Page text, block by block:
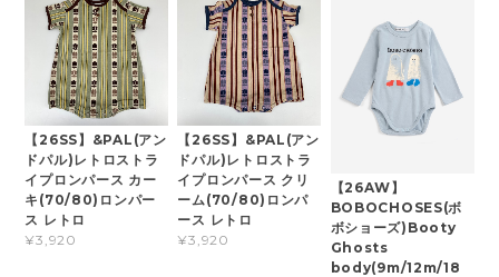
【26SS】&PAL(アン
ドパル)レトロストラ
イプロンパース カー
キ(70/80)ロンパー
ス レトロ
¥3,920
【26SS】&PAL(アン
ドパル)レトロストラ
イプロンパース クリ
ーム(70/80)ロンパ
ース レトロ
¥3,920
【26AW】
BOBOCHOSES(ボ
ボショーズ)Booty
Ghosts
body(9m/12m/18